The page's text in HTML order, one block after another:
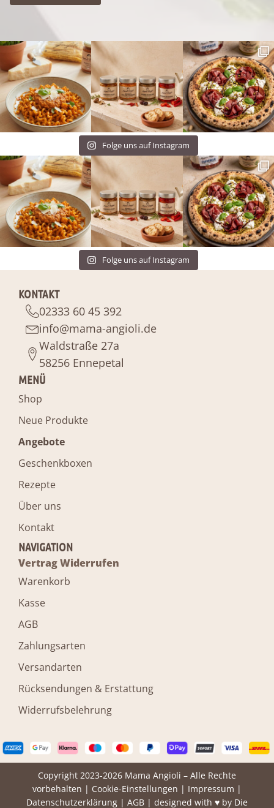
Folge uns auf Instagram
Folge uns auf Instagram
KONTAKT
02333 60 45 392
info@mama-angioli.de
Waldstraße 27a
58256 Ennepetal
MENÜ
Shop
Neue Produkte
Angebote
Geschenkboxen
Rezepte
Über uns
Kontakt
NAVIGATION
Vertrag Widerrufen
Warenkorb
Kasse
AGB
Zahlungsarten
Versandarten
Rücksendungen & Erstattung
Widerrufsbelehrung
Copyright 2023-2026 Mama Angioli – Alle Rechte
vorbehalten | Cookie-Einstellungen | Impressum |
Datenschutzerklärung | AGB | designed with ♥ by Die